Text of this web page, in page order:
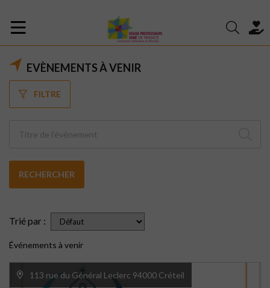
EVÈNEMENTS À VENIR
FILTRE
RECHERCHER
Trié par :
Événements à venir
113 rue du Général Leclerc 94000 Créteil